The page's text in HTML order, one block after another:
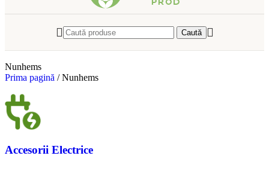
Caută
Nunhems
Prima pagină / Nunhems
Accesorii Electrice